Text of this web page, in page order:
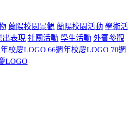
蘭陽校園景觀 蘭陽校園活動 學術活
出表現 社團活動 學生活動 外賓參觀
校慶LOGO 66週年校慶LOGO 70週
LOGO